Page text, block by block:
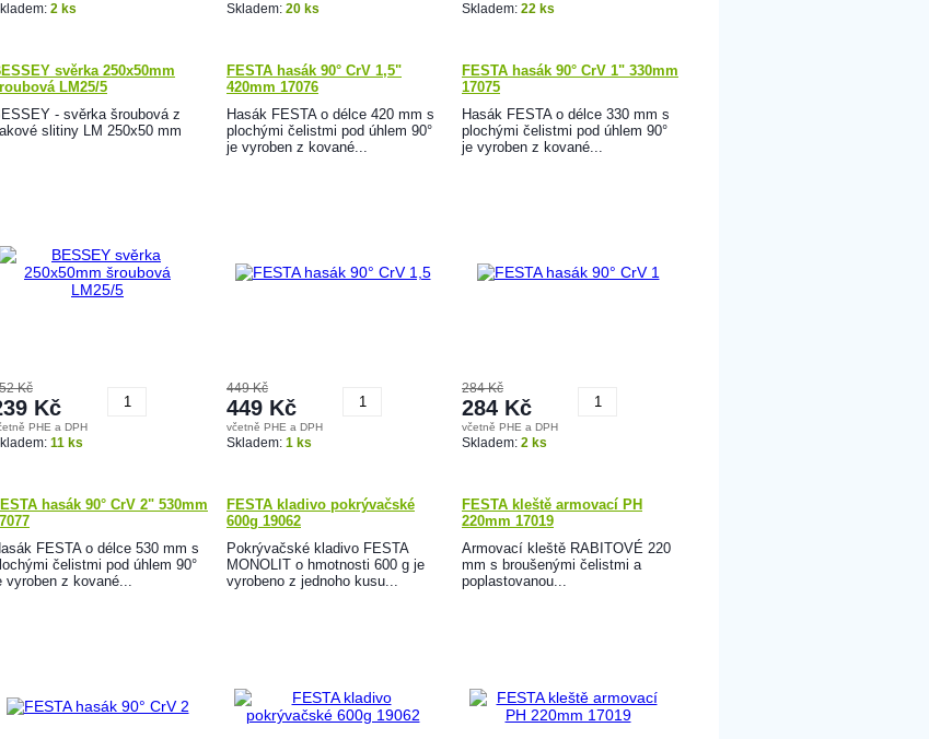
2 ks Skladem: 20 ks Skladem: 22 ks
svěrka 250x50mm
LM25/5
- svěrka šroubová z
slitiny LM 250x50 mm
Kč
Kč
PHE a DPH
11 ks
FESTA hasák 90° CrV 1,5"
420mm 17076
Hasák FESTA o délce 420 mm s
plochými čelistmi pod úhlem 90°
je vyroben z kované...
449 Kč
449 Kč
včetně PHE a DPH
Skladem: 1 ks
FESTA hasák 90° CrV 1" 330mm
17075
Hasák FESTA o délce 330 mm s
plochými čelistmi pod úhlem 90°
je vyroben z kované...
284 Kč
284 Kč
včetně PHE a DPH
Skladem: 2 ks
hasák 90° CrV 2" 530mm
FESTA o délce 530 mm s
čelistmi pod úhlem 90°
vyroben z kované...
FESTA kladivo pokrývačské
600g 19062
Pokrývačské kladivo FESTA
MONOLIT o hmotnosti 600 g je
vyrobeno z jednoho kusu...
FESTA kleště armovací PH
220mm 17019
Armovací kleště RABITOVÉ 220
mm s broušenými čelistmi a
poplastovanou...